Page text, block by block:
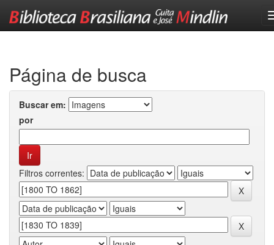
Página de busca
Buscar em:
por
Filtros correntes: